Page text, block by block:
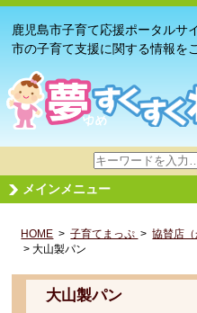
鹿児島市子育て応援ポータルサ
市の子育て支援に関する情報を
サ
イ
ト
検
メインメニュー
HOME >子育てまっぷ >協賛店（
> 大山製パン
大山製パン